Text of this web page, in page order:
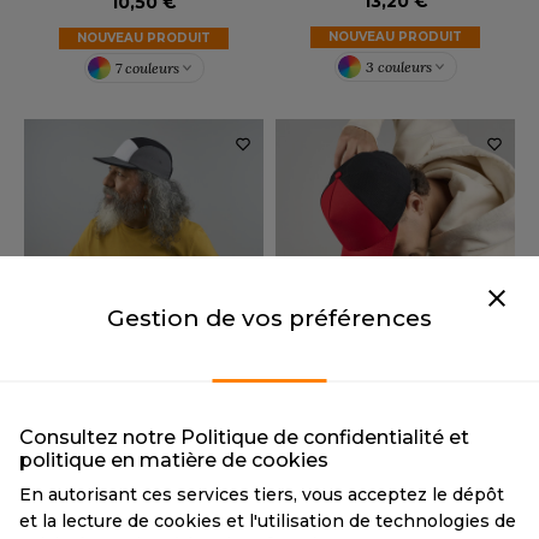
CITY
MILL
NOUVEAU PRODUIT
7 couleurs
NOUVEAU PRODUIT
3 couleurs
Tarif conseillé de revente à la
pièce
12,00 €
Tarif conseillé de revente à la
pièce
14,00 €
Gestion de vos préférences
Consultez notre Politique de confidentialité et
politique en matière de cookies
En autorisant ces services tiers, vous acceptez le dépôt
et la lecture de cookies et l'utilisation de technologies de